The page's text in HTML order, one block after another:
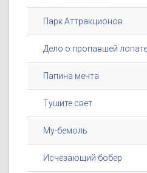
Парк Аттракционов
Дело о пропавшей лопате
Папина мечта
Тушите свет
Му-бемоль
Исчезающий бобер